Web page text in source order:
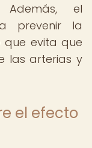
Además, el
prevenir la
que evita que
las arterias y
el efecto